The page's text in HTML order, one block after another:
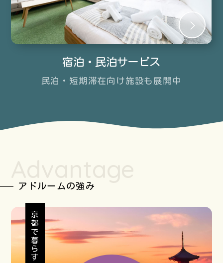
宿泊・民泊サービス
民泊・短期滞在向け施設も展開中
アドルームの強み
京都で暮らす